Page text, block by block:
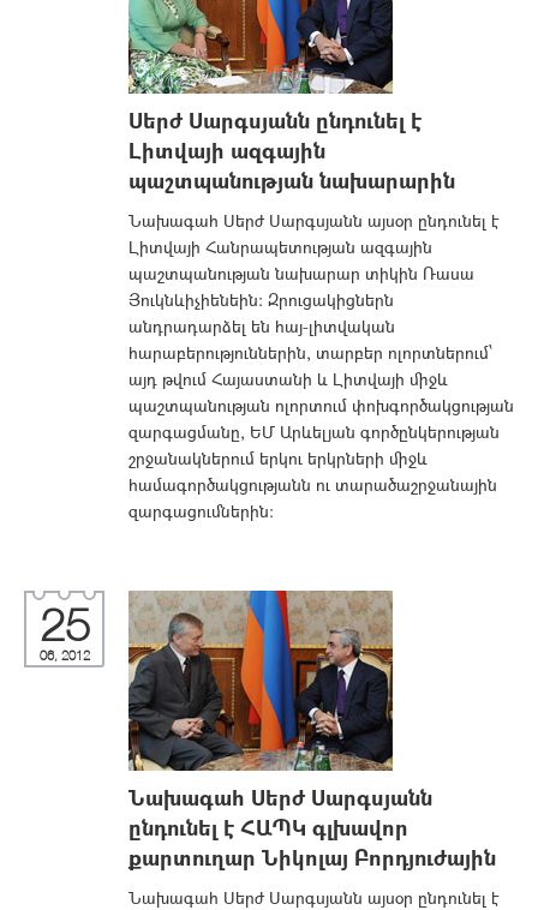
Սերժ Սարգսյանն ընդունել է
Լիտվայի ազգային
պաշտպանության նախարարին
Նախագահ Սերժ Սարգսյանն այսօր ընդունել է
Լիտվայի Հանրապետության ազգային
պաշտպանության նախարար տիկին Ռասա
Յուկնևիչիենեին: Զրուցակիցներն
անդրադարձել են հայ-լիտվական
հարաբերություններին, տարբեր ոլորտներում՝
այդ թվում Հայաստանի և Լիտվայի միջև
պաշտպանության ոլորտում փոխգործակցության
զարգացմանը, ԵՄ Արևելյան գործընկերության
շրջանակներում երկու երկրների միջև
համագործակցությանն ու տարածաշրջանային
զարգացումներին:
25
06, 2012
Նախագահ Սերժ Սարգսյանն
ընդունել է ՀԱՊԿ գլխավոր
քարտուղար Նիկոլայ Բորդյուժային
Նախագահ Սերժ Սարգսյանն այսօր ընդունել է